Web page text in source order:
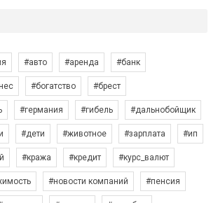
#авто #аренда #банк
#богатство #брест
#германия #гибель #дальнобойщик
#дети #животное #зарплата #ип
#кража #кредит #курс_валют
#новости компаний #пенсия